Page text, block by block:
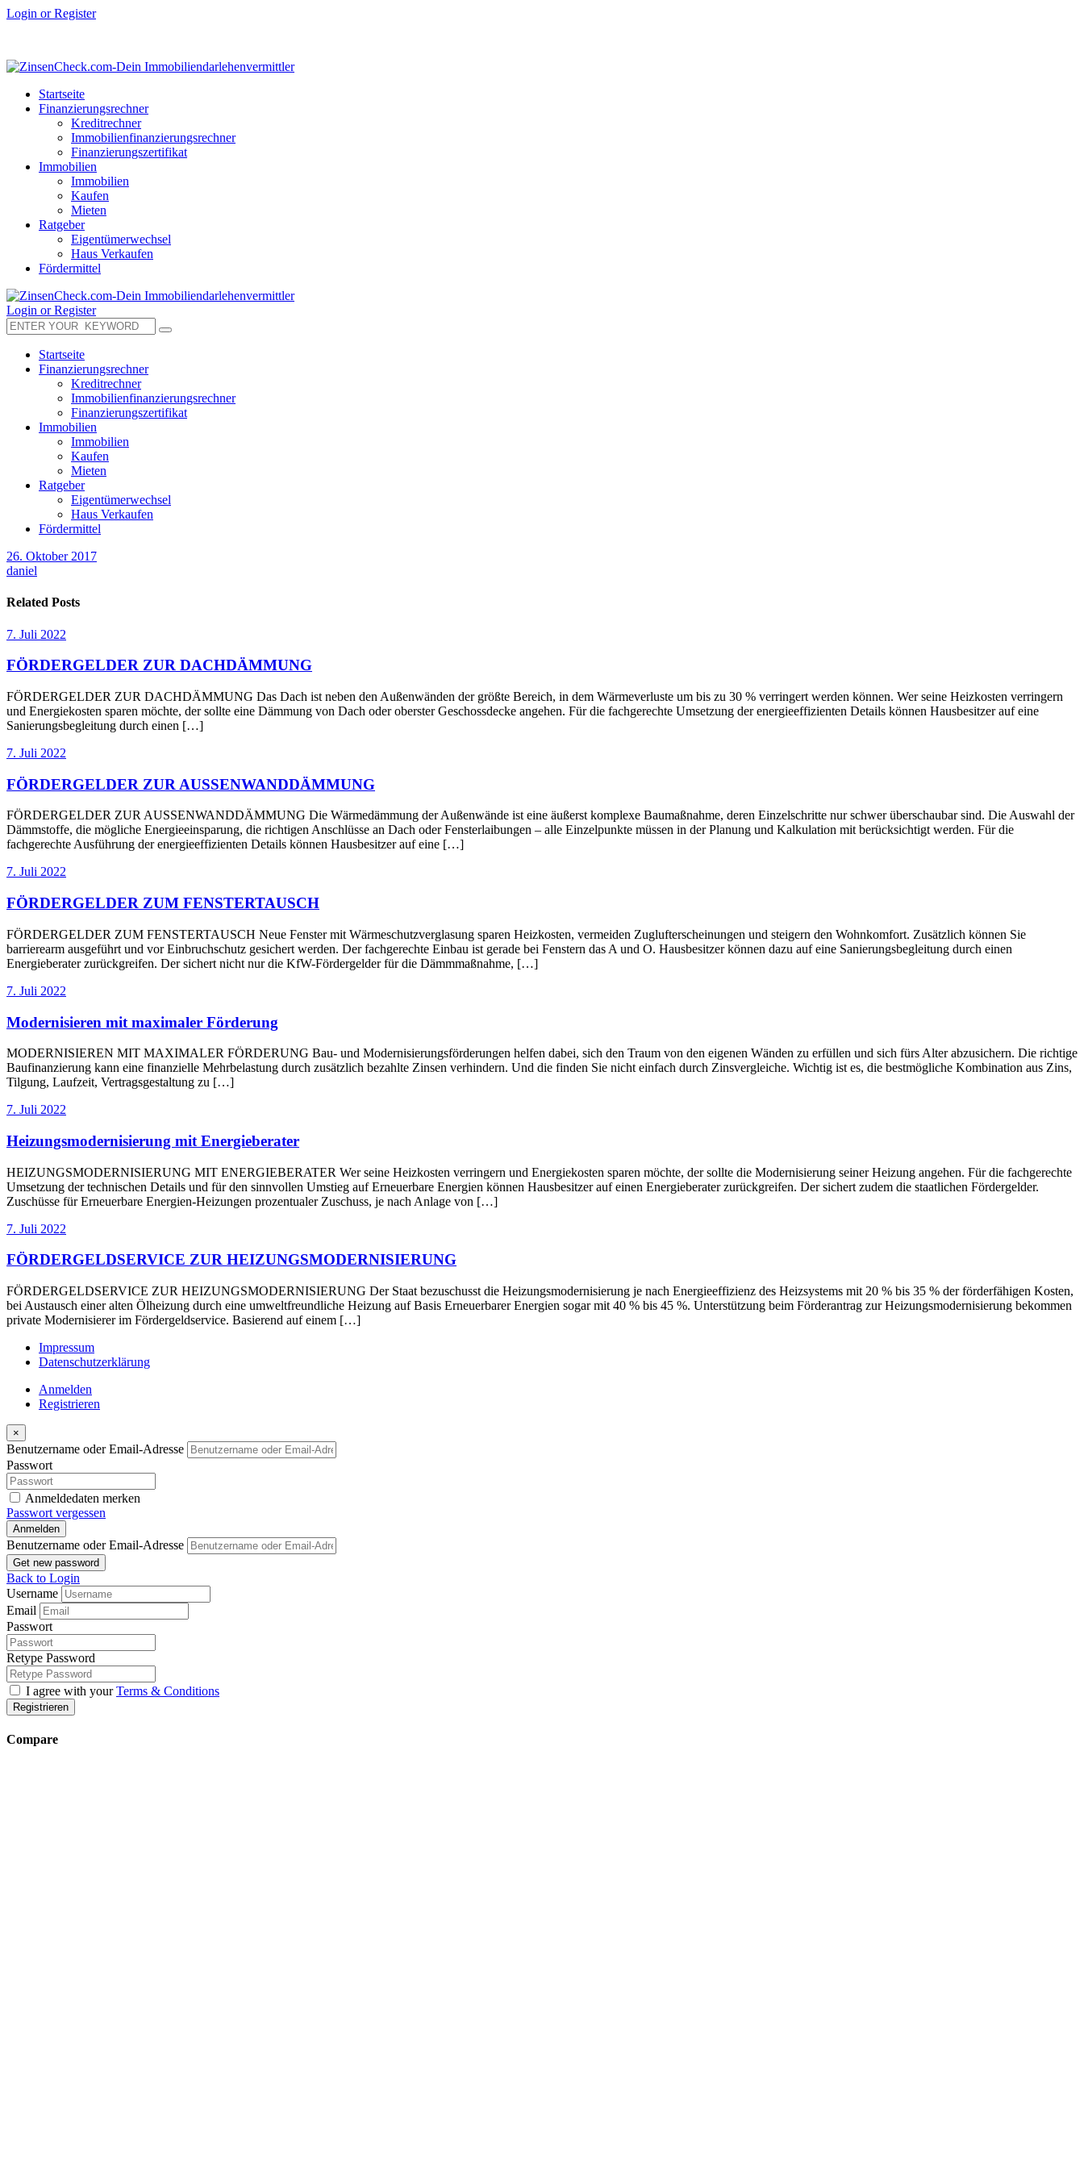
Login or Register
Startseite
Finanzierungsrechner
Kreditrechner
Immobilienfinanzierungsrechner
Finanzierungszertifikat
Immobilien
Immobilien
Kaufen
Mieten
Ratgeber
Eigentümerwechsel
Haus Verkaufen
Fördermittel
Login or Register
Startseite
Finanzierungsrechner
Kreditrechner
Immobilienfinanzierungsrechner
Finanzierungszertifikat
Immobilien
Immobilien
Kaufen
Mieten
Ratgeber
Eigentümerwechsel
Haus Verkaufen
Fördermittel
26. Oktober 2017
daniel
Related Posts
7. Juli 2022
FÖRDERGELDER ZUR DACHDÄMMUNG
FÖRDERGELDER ZUR DACHDÄMMUNG Das Dach ist neben den Außenwänden der größte Bereich, in dem Wärmeverluste um bis zu 30 % verringert werden können. Wer seine Heizkosten verringern
und Energiekosten sparen möchte, der sollte eine Dämmung von Dach oder oberster Geschossdecke angehen. Für die fachgerechte Umsetzung der energieeffizienten Details können Hausbesitzer auf eine
Sanierungsbegleitung durch einen […]
7. Juli 2022
FÖRDERGELDER ZUR AUSSENWANDDÄMMUNG
FÖRDERGELDER ZUR AUSSENWANDDÄMMUNG Die Wärmedämmung der Außenwände ist eine äußerst komplexe Baumaßnahme, deren Einzelschritte nur schwer überschaubar sind. Die Auswahl der
Dämmstoffe, die mögliche Energieeinsparung, die richtigen Anschlüsse an Dach oder Fensterlaibungen – alle Einzelpunkte müssen in der Planung und Kalkulation mit berücksichtigt werden. Für die
fachgerechte Ausführung der energieeffizienten Details können Hausbesitzer auf eine […]
7. Juli 2022
FÖRDERGELDER ZUM FENSTERTAUSCH
FÖRDERGELDER ZUM FENSTERTAUSCH Neue Fenster mit Wärmeschutzverglasung sparen Heizkosten, vermeiden Zuglufterscheinungen und steigern den Wohnkomfort. Zusätzlich können Sie
barrierearm ausgeführt und vor Einbruchschutz gesichert werden. Der fachgerechte Einbau ist gerade bei Fenstern das A und O. Hausbesitzer können dazu auf eine Sanierungsbegleitung durch einen
Energieberater zurückgreifen. Der sichert nicht nur die KfW-Fördergelder für die Dämmmaßnahme, […]
7. Juli 2022
Modernisieren mit maximaler Förderung
MODERNISIEREN MIT MAXIMALER FÖRDERUNG Bau- und Modernisierungsförderungen helfen dabei, sich den Traum von den eigenen Wänden zu erfüllen und sich fürs Alter abzusichern. Die richtige
Baufinanzierung kann eine finanzielle Mehrbelastung durch zusätzlich bezahlte Zinsen verhindern. Und die finden Sie nicht einfach durch Zinsvergleiche. Wichtig ist es, die bestmögliche Kombination aus Zins,
Tilgung, Laufzeit, Vertragsgestaltung zu […]
7. Juli 2022
Heizungsmodernisierung mit Energieberater
HEIZUNGSMODERNISIERUNG MIT ENERGIEBERATER Wer seine Heizkosten verringern und Energiekosten sparen möchte, der sollte die Modernisierung seiner Heizung angehen. Für die fachgerechte
Umsetzung der technischen Details und für den sinnvollen Umstieg auf Erneuerbare Energien können Hausbesitzer auf einen Energieberater zurückgreifen. Der sichert zudem die staatlichen Fördergelder.
Zuschüsse für Erneuerbare Energien-Heizungen prozentualer Zuschuss, je nach Anlage von […]
7. Juli 2022
FÖRDERGELDSERVICE ZUR HEIZUNGSMODERNISIERUNG
FÖRDERGELDSERVICE ZUR HEIZUNGSMODERNISIERUNG Der Staat bezuschusst die Heizungsmodernisierung je nach Energieeffizienz des Heizsystems mit 20 % bis 35 % der förderfähigen Kosten,
bei Austausch einer alten Ölheizung durch eine umweltfreundliche Heizung auf Basis Erneuerbarer Energien sogar mit 40 % bis 45 %. Unterstützung beim Förderantrag zur Heizungsmodernisierung bekommen
private Modernisierer im Fördergeldservice. Basierend auf einem […]
Impressum
Datenschutzerklärung
Anmelden
Registrieren
×
Benutzername oder Email-Adresse
Passwort
Anmeldedaten merken
Passwort vergessen
Anmelden
Benutzername oder Email-Adresse
Get new password
Back to Login
Username
Email
Passwort
Retype Password
I agree with yourTerms & Conditions
Registrieren
Compare